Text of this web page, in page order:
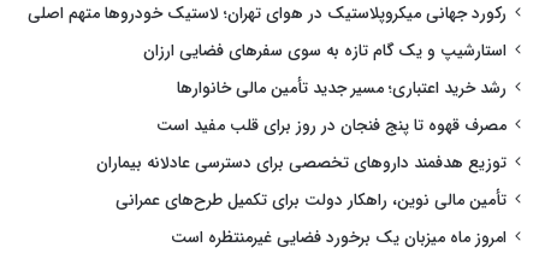
رکورد جهانی میکروپلاستیک در هوای تهران؛ لاستیک خودروها متهم اصلی
استارشیپ و یک گام تازه به سوی سفرهای فضایی ارزان
رشد خرید اعتباری؛ مسیر جدید تأمین مالی خانوارها
مصرف قهوه تا پنج فنجان در روز برای قلب مفید است
توزیع هدفمند داروهای تخصصی برای دسترسی عادلانه بیماران
تأمین مالی نوین، راهکار دولت برای تکمیل طرح‌های عمرانی
امروز ماه میزبان یک برخورد فضایی غیرمنتظره است